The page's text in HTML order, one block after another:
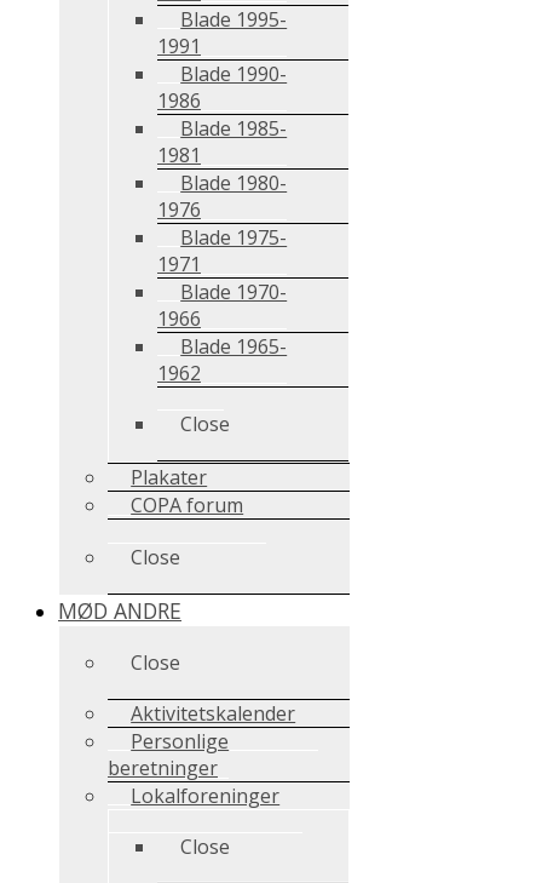
Blade 1995-
1991
Blade 1990-
1986
Blade 1985-
1981
Blade 1980-
1976
Blade 1975-
1971
Blade 1970-
1966
Blade 1965-
1962
Close
Plakater
COPA forum
Close
MØD ANDRE
Close
Aktivitetskalender
Personlige
beretninger
Lokalforeninger
Close